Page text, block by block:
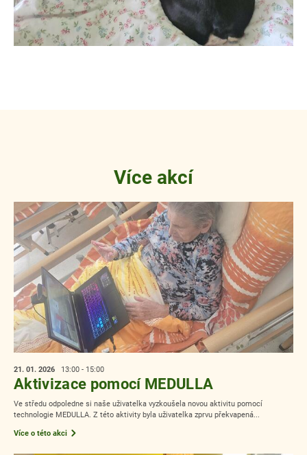
Více akcí
21. 01. 2026 13:00 - 15:00
Aktivizace pomocí MEDULLA
Ve středu odpoledne si naše uživatelka vyzkoušela novou aktivitu pomocí
technologie MEDULLA. Z této aktivity byla uživatelka zprvu překvapená...
Více o této akci